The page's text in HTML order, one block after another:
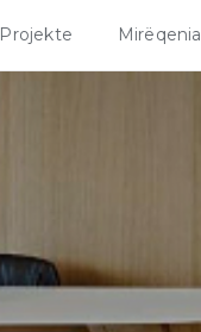
Projekte Mirëqenia